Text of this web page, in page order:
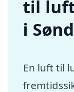
til
i
En luft til